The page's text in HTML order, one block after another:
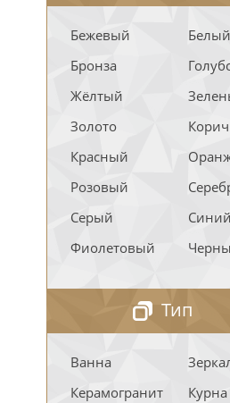
Бежевый
Белый
Бронза
Жёлтый
Золото
Красный
Розовый
Серый
Синий
Фиолетовый
Тип
Ванна
Керамогранит
Курна